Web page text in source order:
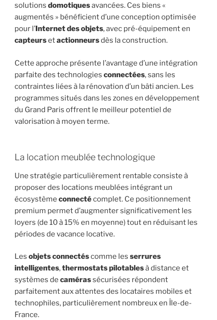
solutions domotiquesavancées. Ces biens «
augmentés » bénéficient d’une conception optimisée
pour l’Internet des objets, avec pré-équipement en
capteursetactionneursdès la construction.
Cette approche présente l’avantage d’une intégration
parfaite des technologies connectées, sans les
contraintes liées à la rénovation d’un bâti ancien. Les
programmes situés dans les zones en développement
du Grand Paris offrent le meilleur potentiel de
valorisation à moyen terme.
La location meublée technologique
Une stratégie particulièrement rentable consiste à
proposer des locations meublées intégrant un
écosystème connectécomplet. Ce positionnement
premium permet d’augmenter significativement les
loyers (de 10 à 15% en moyenne) tout en réduisant les
périodes de vacance locative.
Les objets connectéscomme les serrures
intelligentes,thermostatspilotablesà distance et
systèmes de camérassécurisées répondent
parfaitement aux attentes des locataires mobiles et
technophiles, particulièrement nombreux en Île-de-
France.